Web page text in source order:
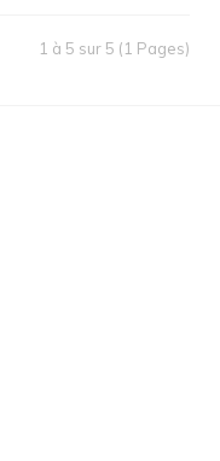
1 à 5 sur 5 (1 Pages)